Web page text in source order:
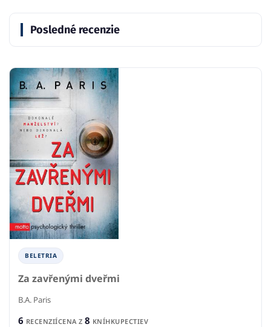
Posledné recenzie
BELETRIA
Za zavřenými dveřmi
B.A. Paris
6 RECENZIÍCENA Z 8 KNÍHKUPECTIEV